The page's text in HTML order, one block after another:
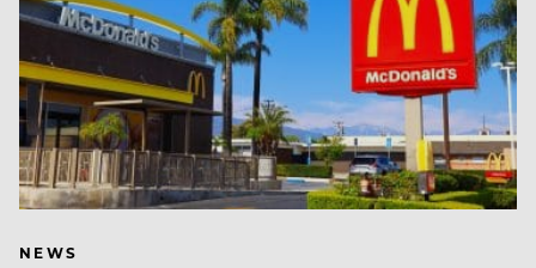
NEWS